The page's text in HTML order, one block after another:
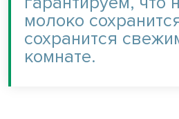
молоко
сохранится
комнате.